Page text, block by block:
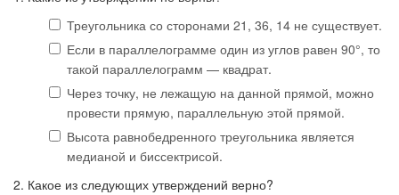
Треугольника со сторонами 21, 36, 14 не существует.
Если в параллелограмме один из углов равен 90°, то
такой параллелограмм — квадрат.
Через точку, не лежащую на данной прямой, можно
провести прямую, параллельную этой прямой.
Высота равнобедренного треугольника является
медианой и биссектрисой.
2. Какое из следующих утверждений верно?